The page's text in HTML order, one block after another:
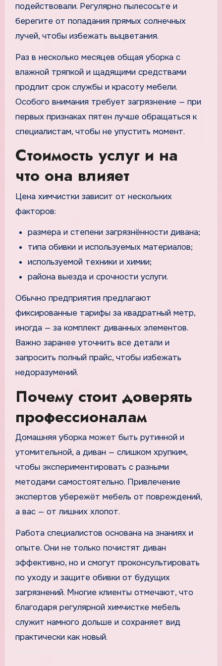
подействовали. Регулярно пылесосьте и
берегите от попадания прямых солнечных
лучей, чтобы избежать выцветания.
Раз в несколько месяцев общая уборка с
влажной тряпкой и щадящими средствами
продлит срок службы и красоту мебели.
Особого внимания требует загрязнение — при
первых признаках пятен лучше обращаться к
специалистам, чтобы не упустить момент.
Стоимость услуг и на
что она влияет
Цена химчистки зависит от нескольких
факторов:
размера и степени загрязнённости дивана;
типа обивки и используемых материалов;
используемой техники и химии;
района выезда и срочности услуги.
Обычно предприятия предлагают
фиксированные тарифы за квадратный метр,
иногда — за комплект диванных элементов.
Важно заранее уточнить все детали и
запросить полный прайс, чтобы избежать
недоразумений.
Почему стоит доверять
профессионалам
Домашняя уборка может быть рутинной и
утомительной, а диван — слишком хрупким,
чтобы экспериментировать с разными
методами самостоятельно. Привлечение
экспертов убережёт мебель от повреждений,
а вас — от лишних хлопот.
Работа специалистов основана на знаниях и
опыте. Они не только почистят диван
эффективно, но и смогут проконсультировать
по уходу и защите обивки от будущих
загрязнений. Многие клиенты отмечают, что
благодаря регулярной химчистке мебель
служит намного дольше и сохраняет вид
практически как новый.